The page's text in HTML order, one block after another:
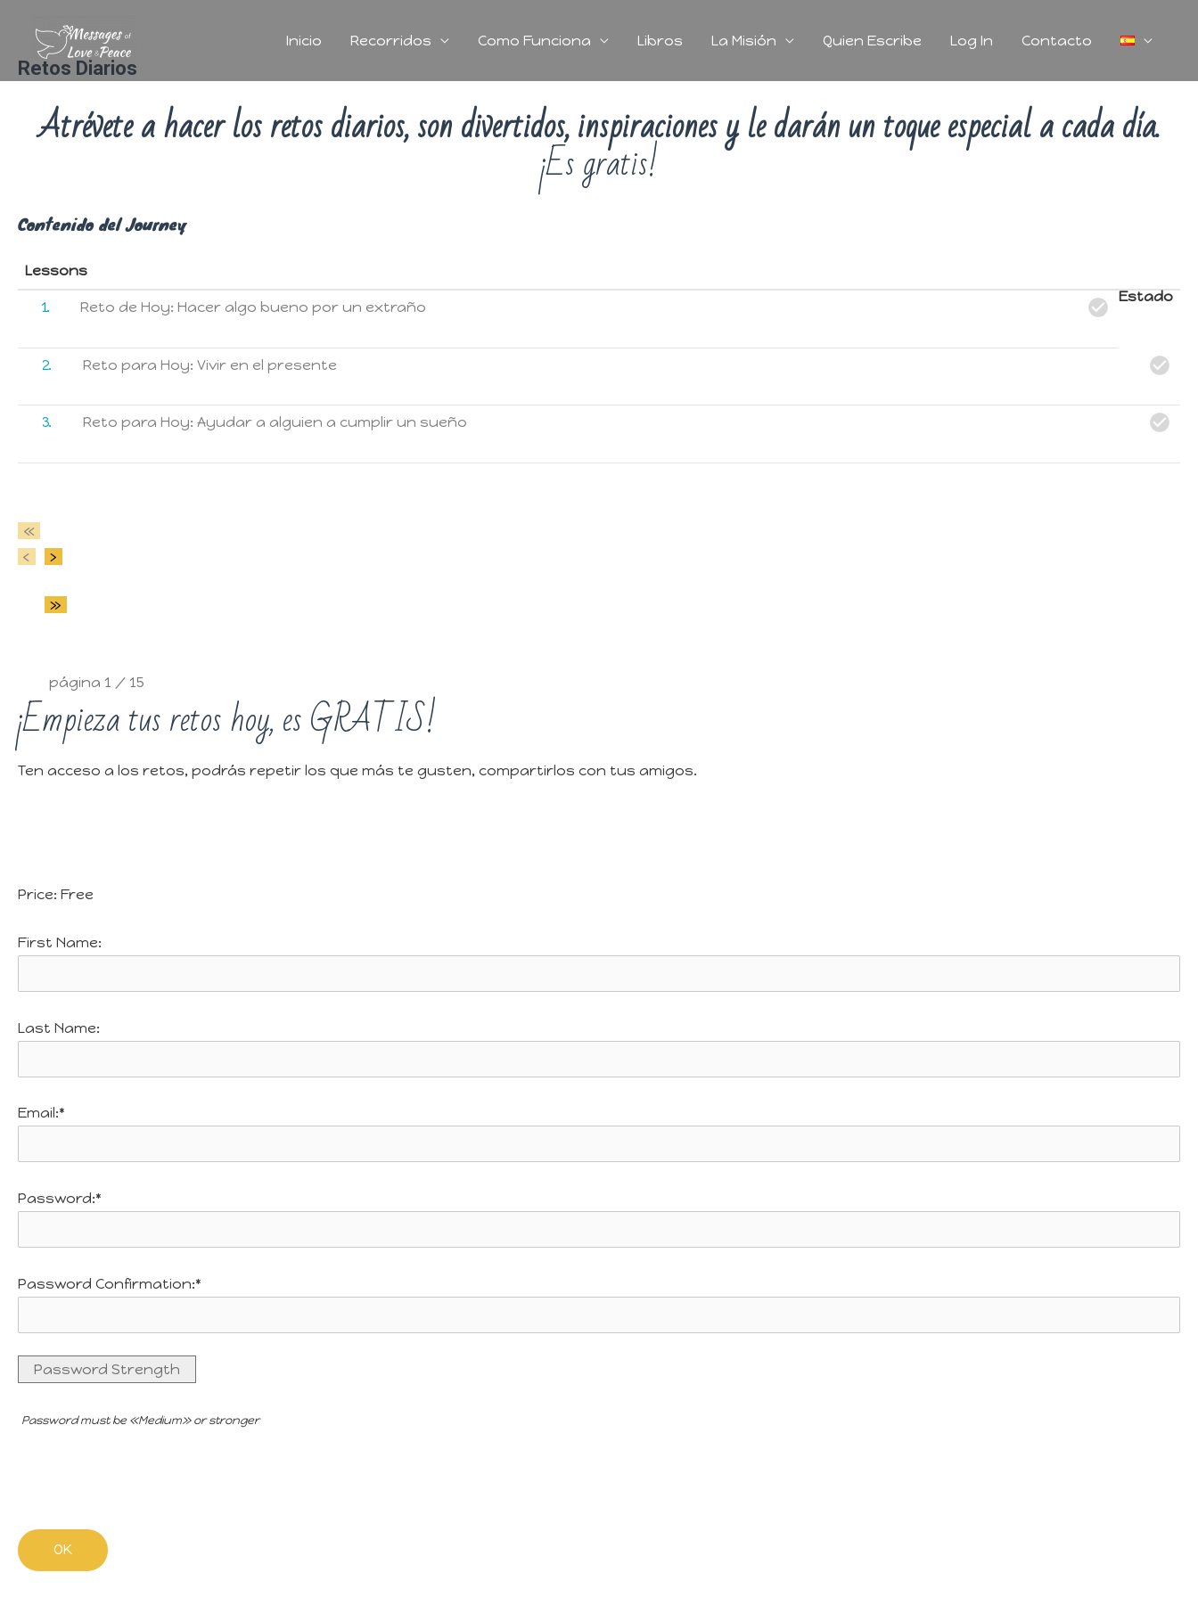
Inicio Recorridos Como Funciona Libros La Misión Quien Escribe Log In Contacto
Retos Diarios
Atrévete a hacer los retos diarios, son divertidos, inspiraciones y le darán un toque especial a cada día.
¡Es gratis!
Contenido del Journey
Lessons
Estado
1 Reto de Hoy: Hacer algo bueno por un extraño
2 Reto para Hoy: Vivir en el presente
3 Reto para Hoy: Ayudar a alguien a cumplir un sueño
«
‹
›
»
página 1 / 15
¡Empieza tus retos hoy, es GRATIS!
Ten acceso a los retos, podrás repetir los que más te gusten, compartirlos con tus amigos.
Price: Free
First Name:
Last Name:
Email:*
Password:*
Password Confirmation:*
Password Strength
Password must be «Medium» or stronger